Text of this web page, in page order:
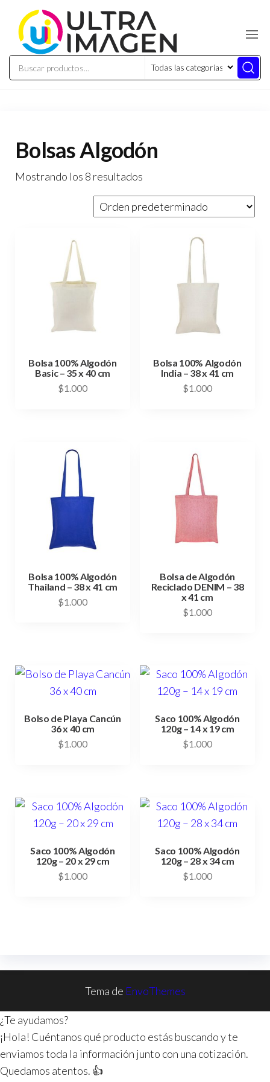
Bolsas Algodón
Mostrando los 8 resultados
Bolsa 100% Algodón
Basic – 35 x 40 cm
$1.000
Bolsa 100% Algodón
India – 38 x 41 cm
$1.000
Bolsa 100% Algodón
Thailand – 38 x 41 cm
$1.000
Bolsa de Algodón
Reciclado DENIM – 38
x 41 cm
$1.000
Bolso de Playa Cancún
36 x 40 cm
$1.000
Saco 100% Algodón
120g – 14 x 19 cm
$1.000
Saco 100% Algodón
120g – 20 x 29 cm
$1.000
Saco 100% Algodón
120g – 28 x 34 cm
$1.000
Tema de EnvoThemes
¿Te ayudamos?
¡Hola! Cuéntanos qué producto estás buscando y te
enviamos toda la información junto con una cotización.
Quedamos atentos. 👍